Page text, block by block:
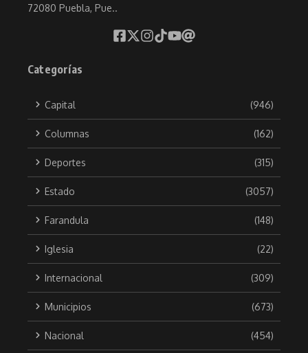
72080 Puebla, Pue..
Categorías
Capital (946)
Columnas (162)
Deportes (315)
Estado (3057)
Farandula (148)
Iglesia (22)
Internacional (309)
Municipios (673)
Nacional (454)